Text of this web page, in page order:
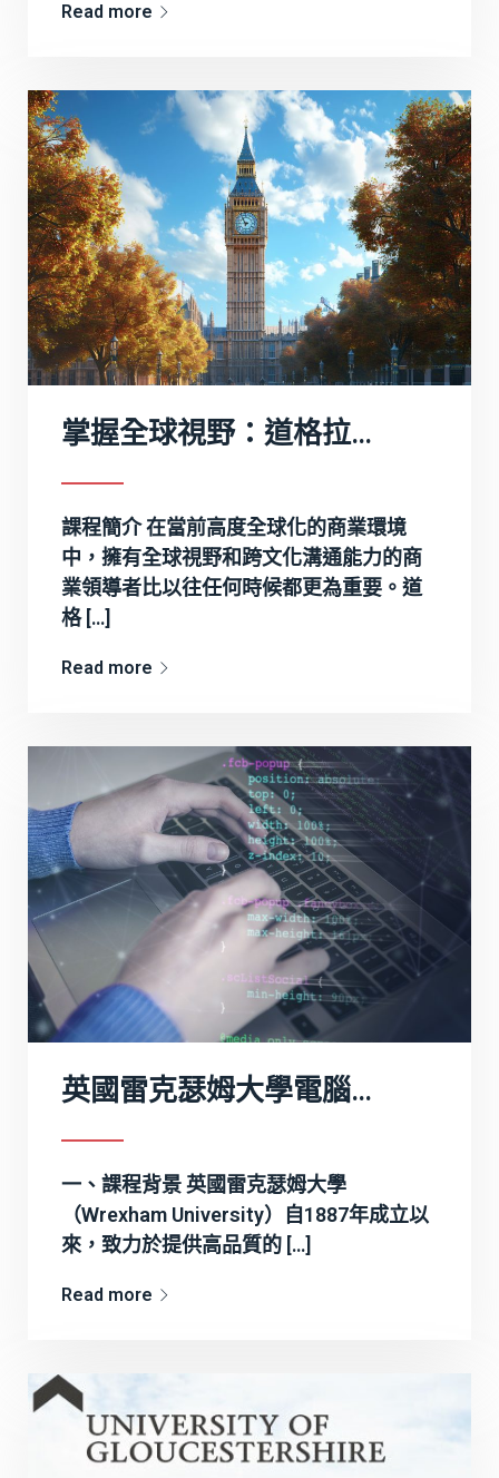
Read more
掌握全球視野：道格拉斯商學院全球商務碩士（MSc in Global Business Management）
課程簡介 在當前高度全球化的商業環境
中，擁有全球視野和跨文化溝通能力的商
業領導者比以往任何時候都更為重要。道
格 […]
Read more
英國雷克瑟姆大學電腦學(榮譽)學士課程全面介紹
一、課程背景 英國雷克瑟姆大學
（Wrexham University）自1887年成立以
來，致力於提供高品質的 […]
Read more